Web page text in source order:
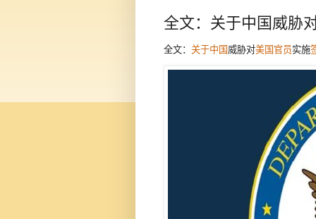
全文：关于中国威胁
全文： 关于中国 威胁对美国官员实施